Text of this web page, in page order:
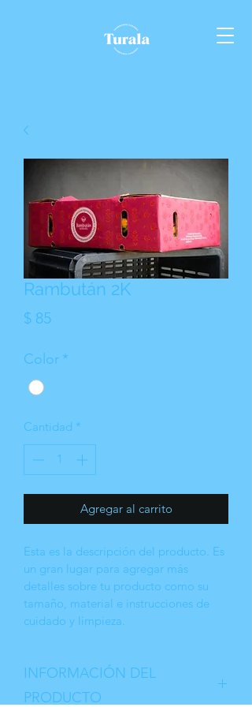
Rambután 2K
$ 85Precio
Color *
Cantidad *
Agregar al carrito
Esta es la descripción del producto. Es
un gran lugar para agregar más
detalles sobre tu producto como su
tamaño, material e instrucciones de
cuidado y limpieza.
INFORMACIÓN DEL
PRODUCTO